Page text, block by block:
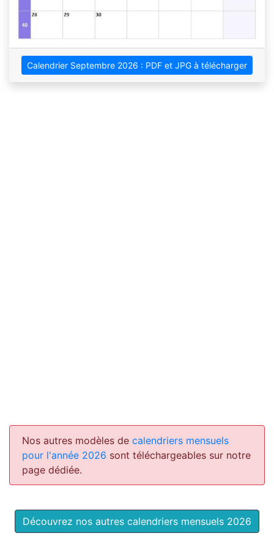
Calendrier Septembre 2026 : PDF et JPG à télécharger
Nos autres modèles de calendriers mensuels
pour l'année 2026 sont téléchargeables sur notre
page dédiée.
Découvrez nos autres calendriers mensuels 2026